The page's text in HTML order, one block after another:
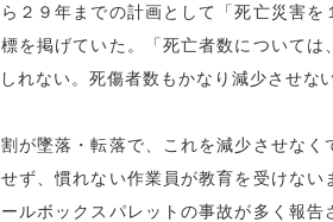
２９年までの計画として「死亡災害
を掲げていた。「死亡者数について
れない。死傷者数もかなり減少させな
が墜落・転落で、これを減少させなく
ず、慣れない作業員が教育を受けな
ルボックスパレットの事故が多く報告